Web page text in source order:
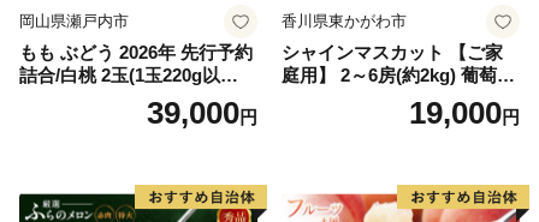
岡山県瀬戸内市
もも ぶどう 2026年 先行予約
詰合/白桃 2玉(1玉220g以
上)・シャインマスカット 晴
39,000円
香川県東かがわ市
シャインマスカット 【ご家
庭用】 2～6房(約2kg) 葡萄 ぶ
どう ブドウ フルーツ 果物 く
だもの 果実 旬の果物 旬のフ
19,000円